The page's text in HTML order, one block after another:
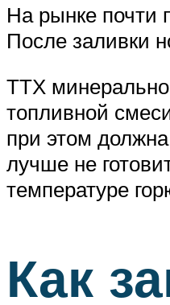
На рынке почти
После заливки
ТТХ
топливной
при этом
лучше не
температуре
Как